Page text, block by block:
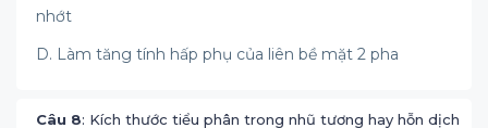
nhớt
D. Làm tăng tính hấp phụ của liên bề mặt 2 pha
Câu 8: Kích thước tiểu phân trong nhũ tương hay hỗn dịch